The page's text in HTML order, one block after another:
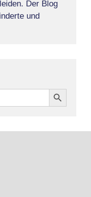
Der Blog
und
Search Button